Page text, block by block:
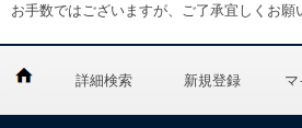
お手数ではございますが、ご了承宜しくお願
詳細検索 新規登録 マ